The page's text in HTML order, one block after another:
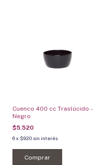
Cuenco 400 cc Traslúcido -
Negro
$5.520
6x $920 sin interés
Comprar